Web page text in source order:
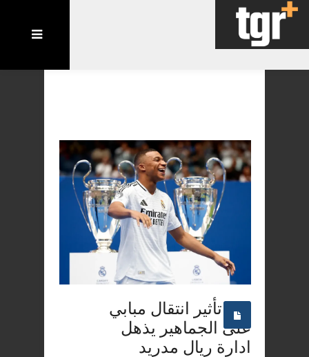
تأثير انتقال مبابي
على الجماهير يذهل
ادارة ريال مدريد